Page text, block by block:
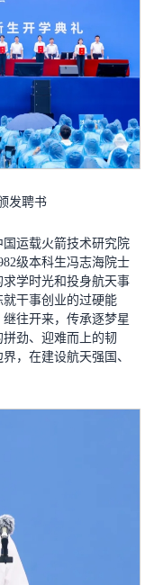
发聘书
运载火箭技术研究院
级本科生冯志海院士
学时光和投身航天事
干事创业的过硬能
往开来，传承逐梦星
劲、迎难而上的韧
，在建设航天强国、